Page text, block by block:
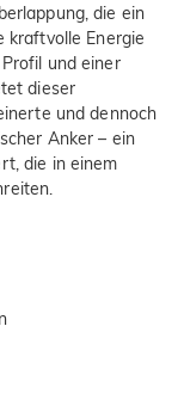
die ein
kraftvolle Energie
und einer
dieser
und dennoch
Anker – ein
die in einem